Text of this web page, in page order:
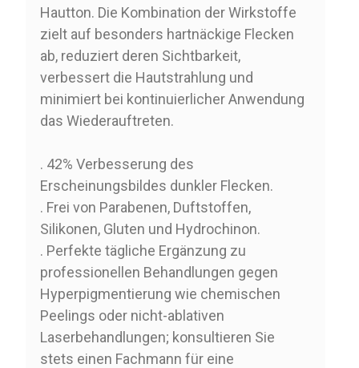
Hautton. Die Kombination der Wirkstoffe
zielt auf besonders hartnäckige Flecken
ab, reduziert deren Sichtbarkeit,
verbessert die Hautstrahlung und
minimiert bei kontinuierlicher Anwendung
das Wiederauftreten.
. 42% Verbesserung des
Erscheinungsbildes dunkler Flecken.
. Frei von Parabenen, Duftstoffen,
Silikonen, Gluten und Hydrochinon.
. Perfekte tägliche Ergänzung zu
professionellen Behandlungen gegen
Hyperpigmentierung wie chemischen
Peelings oder nicht-ablativen
Laserbehandlungen; konsultieren Sie
stets einen Fachmann für eine